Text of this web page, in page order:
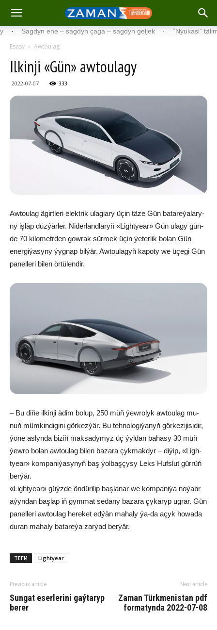
ene – sagdyn çaga – sagdyn geljek · “Nýukasl” tälimçisini
Esasy Awtoulag
Il­kin­ji «Gün» aw­tou­la­gy
2022-07-07 333
Aw­tou­lag ägirt­le­ri elekt­rik ulag­la­ry üçin tä­ze Gün ba­ta­re­ýa­la­ry­
ny iş­läp düz­ýär­ler. Ni­der­land­la­ryň «Ligh­tyear» Gün ula­gy gün­
de 70 ki­lo­metr­den gow­rak sür­mek üçin ýe­ter­lik bo­lan Gün
ener­gi­ýa­sy­ny ýyg­nap bil­ýär. Aw­tou­la­gyň ka­po­ty we üçe­gi Gün
pa­nel­le­ri bi­len ör­tü­len­dir.
– Bu di­ňe il­kin­ji ädim bo­lup, 250 müň ýew­ro­lyk aw­tou­lag mu­
nuň müm­kin­di­gi­ni gör­kez­ýär. Bu teh­no­lo­gi­ýa­nyň gör­ke­zi­ji­si­dir,
ýö­ne as­lyn­da bi­ziň mak­sa­dy­myz üç ýyl­dan ba­ha­sy 30 müň
ýew­ro bo­lan aw­tou­lag bi­len ba­za­ra çyk­mak­dyr – di­ýip, «Ligh­
tyear» kom­pa­ni­ýa­sy­nyň baş ýol­baş­çy­sy Leks Hufs­lut gür­rüň
ber­ýär.
«Ligh­tyear» güýz­de ön­dü­ri­lip baş­la­nar we kom­pa­ni­ýa no­ýabr
aýyn­dan baş­lap iň gym­mat se­da­ny ba­za­ra çy­ka­ryp ug­rar. Gün
pa­nel­le­ri aw­tou­lag he­re­ket ed­ýän ma­ha­ly ýa-da açyk ho­wa­da
du­ran ma­ha­ly ba­ta­re­ýa zar­ýad ber­ýär.
ТЕГИ Lightyear
Previous article
Sun­gat eser­le­ri­ni gaý­ta­ryp
be­rer
Next article
Zaman Türkmenistan pdf
formatynda 2022-07-08